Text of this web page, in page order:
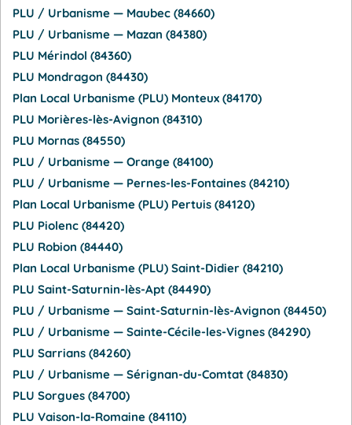
PLU / Urbanisme — Maubec (84660)
PLU / Urbanisme — Mazan (84380)
PLU Mérindol (84360)
PLU Mondragon (84430)
Plan Local Urbanisme (PLU) Monteux (84170)
PLU Morières-lès-Avignon (84310)
PLU Mornas (84550)
PLU / Urbanisme — Orange (84100)
PLU / Urbanisme — Pernes-les-Fontaines (84210)
Plan Local Urbanisme (PLU) Pertuis (84120)
PLU Piolenc (84420)
PLU Robion (84440)
Plan Local Urbanisme (PLU) Saint-Didier (84210)
PLU Saint-Saturnin-lès-Apt (84490)
PLU / Urbanisme — Saint-Saturnin-lès-Avignon (84450)
PLU / Urbanisme — Sainte-Cécile-les-Vignes (84290)
PLU Sarrians (84260)
PLU / Urbanisme — Sérignan-du-Comtat (84830)
PLU Sorgues (84700)
PLU Vaison-la-Romaine (84110)